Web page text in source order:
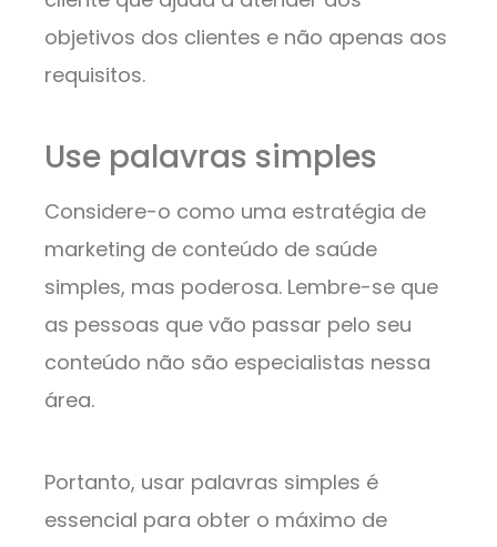
objetivos dos clientes e não apenas aos
requisitos.
Use palavras simples
Considere-o como uma estratégia de
marketing de conteúdo de saúde
simples, mas poderosa. Lembre-se que
as pessoas que vão passar pelo seu
conteúdo não são especialistas nessa
área.
Portanto, usar palavras simples é
essencial para obter o máximo de